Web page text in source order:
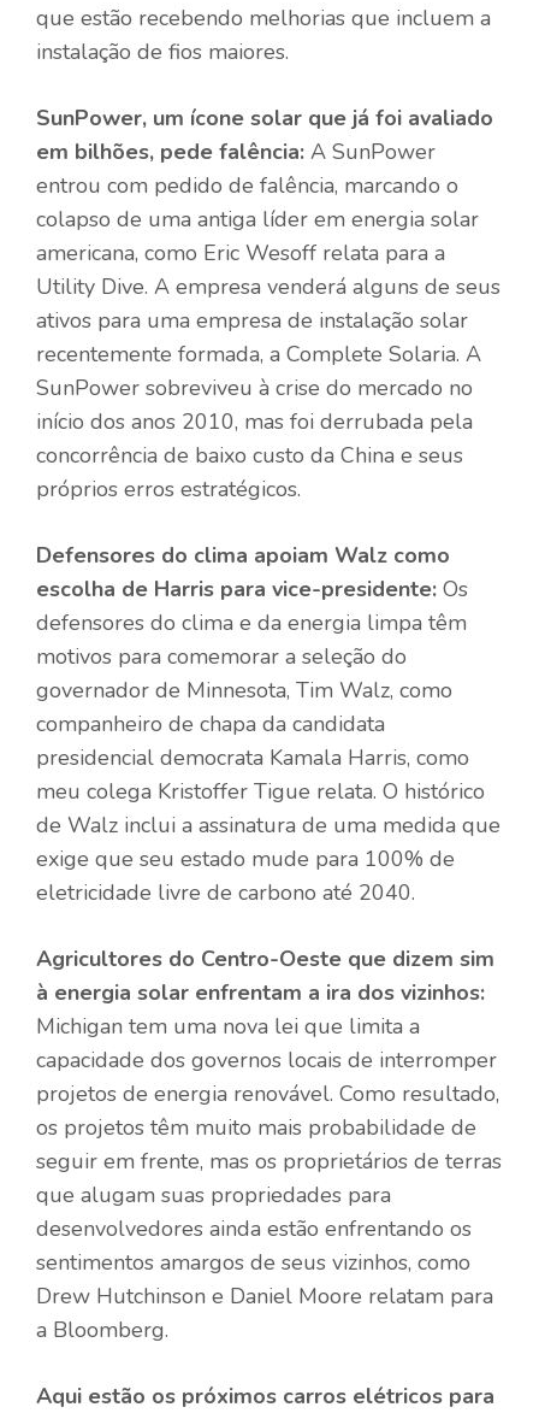
que estão recebendo melhorias que incluem a
instalação de fios maiores.
SunPower, um ícone solar que já foi avaliado
em bilhões, pede falência: A SunPower
entrou com pedido de falência, marcando o
colapso de uma antiga líder em energia solar
americana, como Eric Wesoff relata para a
Utility Dive. A empresa venderá alguns de seus
ativos para uma empresa de instalação solar
recentemente formada, a Complete Solaria. A
SunPower sobreviveu à crise do mercado no
início dos anos 2010, mas foi derrubada pela
concorrência de baixo custo da China e seus
próprios erros estratégicos.
Defensores do clima apoiam Walz como
escolha de Harris para vice-presidente: Os
defensores do clima e da energia limpa têm
motivos para comemorar a seleção do
governador de Minnesota, Tim Walz, como
companheiro de chapa da candidata
presidencial democrata Kamala Harris, como
meu colega Kristoffer Tigue relata. O histórico
de Walz inclui a assinatura de uma medida que
exige que seu estado mude para 100% de
eletricidade livre de carbono até 2040.
Agricultores do Centro-Oeste que dizem sim
à energia solar enfrentam a ira dos vizinhos:
Michigan tem uma nova lei que limita a
capacidade dos governos locais de interromper
projetos de energia renovável. Como resultado,
os projetos têm muito mais probabilidade de
seguir em frente, mas os proprietários de terras
que alugam suas propriedades para
desenvolvedores ainda estão enfrentando os
sentimentos amargos de seus vizinhos, como
Drew Hutchinson e Daniel Moore relatam para
a Bloomberg.
Aqui estão os próximos carros elétricos para